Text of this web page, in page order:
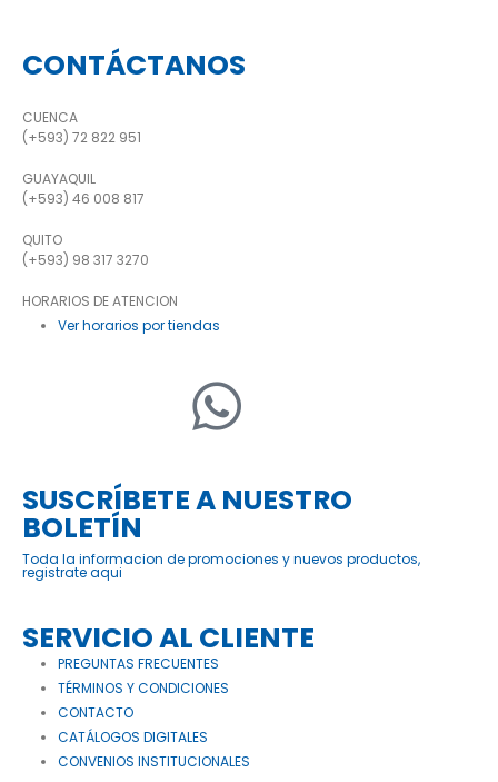
CONTÁCTANOS
CUENCA
(+593) 72 822 951
GUAYAQUIL
(+593) 46 008 817
QUITO
(+593) 98 317 3270
HORARIOS DE ATENCION
Ver horarios por tiendas
SUSCRÍBETE A NUESTRO
BOLETÍN
Toda la informacion de promociones y nuevos productos,
registrate aqui
SERVICIO AL CLIENTE
PREGUNTAS FRECUENTES
TÉRMINOS Y CONDICIONES
CONTACTO
CATÁLOGOS DIGITALES
CONVENIOS INSTITUCIONALES